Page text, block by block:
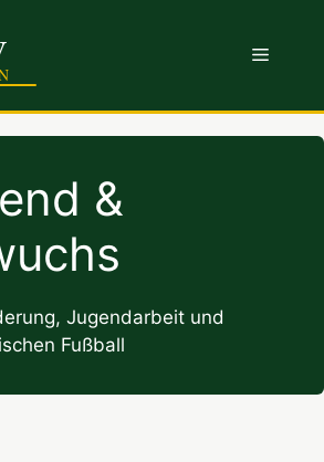
Menü
&
Jugendarbeit und
Fußball